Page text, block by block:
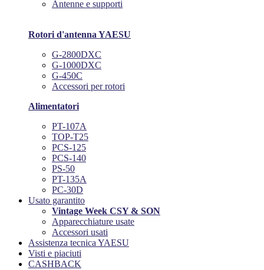
Antenne e supporti
Rotori d'antenna YAESU
G-2800DXC
G-1000DXC
G-450C
Accessori per rotori
Alimentatori
PT-107A
TOP-T25
PCS-125
PCS-140
PS-50
PT-135A
PC-30D
Usato garantito
Vintage Week CSY & SON
Apparecchiature usate
Accessori usati
Assistenza tecnica YAESU
Visti e piaciuti
CASHBACK